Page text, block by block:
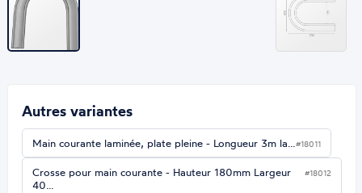
Autres variantes
Main courante laminée, plate pleine - Longueur 3m la…#18011
Crosse pour main courante - Hauteur 180mm Largeur
40…
#18012